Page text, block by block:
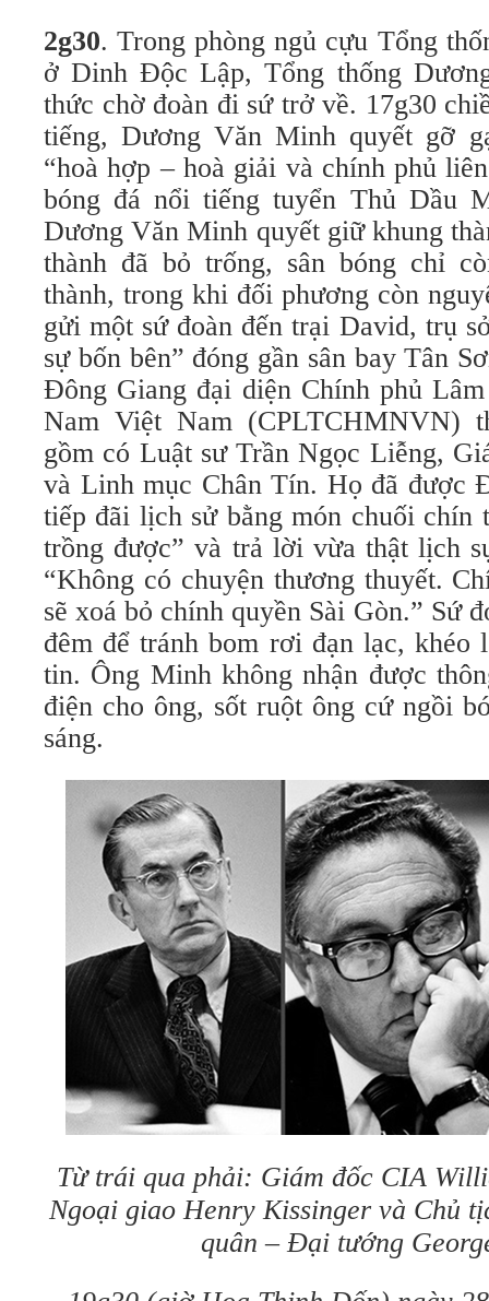
2g30. Trong phòng ngủ cựu Tổng
ở Dinh Độc Lập, Tổng thống
thức chờ đoàn đi sứ trở về. 17g30
tiếng, Dương Văn Minh quyết gỡ
“hoà hợp – hoà giải và chính phủ
bóng đá nổi tiếng tuyển Thủ Dầu
Dương Văn Minh quyết giữ khung
thành đã bỏ trống, sân bóng chỉ
thành, trong khi đối phương còn
gửi một sứ đoàn đến trại David, trụ
sự bốn bên” đóng gần sân bay Tân
Đông Giang đại diện Chính phủ
Nam Việt Nam (CPLTCHMNVN)
gồm có Luật sư Trần Ngọc Liễng,
và Linh mục Chân Tín. Họ đã được
tiếp đãi lịch sử bằng món chuối chín
trồng được” và trả lời vừa thật lịch
“Không có chuyện thương thuyết.
sẽ xoá bỏ chính quyền Sài Gòn.” Sứ
đêm để tránh bom rơi đạn lạc, khéo
tin. Ông Minh không nhận được
điện cho ông, sốt ruột ông cứ ngồi
sáng.
Từ trái qua phải: Giám đốc CIA
Ngoại giao Henry Kissinger và Chủ
quân – Đại tướng